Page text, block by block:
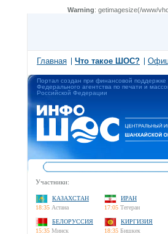
Warning: getimagesize(/www/
Главная Что такое ШОС?
Портал создан при финансовой поддержке
Федерального агентства по печати и
Российской Федерации
Участники:
КАЗАХСТАН
18:35 Астана
ИРАН
17:05 Тегеран
БЕЛОРУССИЯ
15:35 Минск
КИРГИЗИЯ
18:35 Бишкек